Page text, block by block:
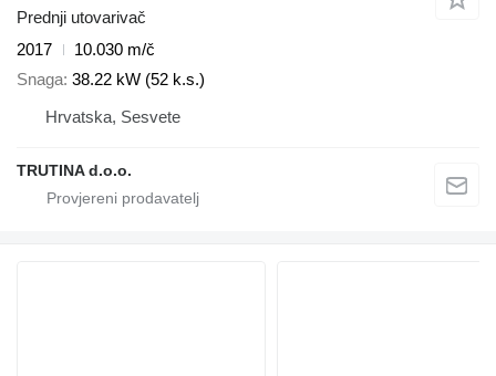
Prednji utovarivač
2017
10.030 m/č
Snaga 38.22 kW (52 k.s.)
Hrvatska, Sesvete
TRUTINA d.o.o.